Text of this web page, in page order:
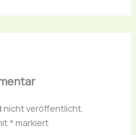
nicht veröffentlicht.
* markiert